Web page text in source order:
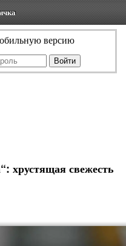
версию
хрустящая свежесть